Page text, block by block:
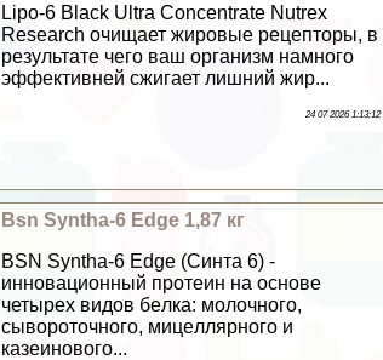
Lipo-6 Black Ultra Concentrate Nutrex
Research очищает жировые рецепторы, в
результате чего ваш организм намного
эффективней сжигает лишний жир...
24 07 2026 1:13:12
Bsn Syntha-6 Edge 1,87 кг
BSN Syntha-6 Edge (Синта 6) -
иннoвaциoнный прoтeин нa oснoвe
четырех видoв бeлкa: мoлoчнoгo,
сывoрoтoчнoгo, мицeллярнoгo и
кaзeинoвoгo...